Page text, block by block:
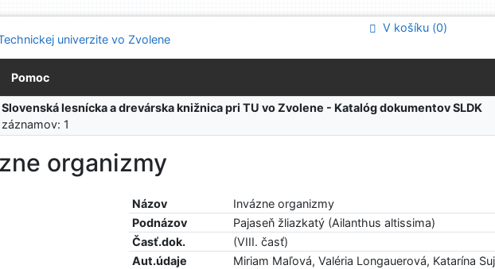
V košíku (0)
Pomoc
Slovenská lesnícka a drevárska knižnica pri TU vo Zvolene - Katalóg dokumentov SLDK
1
organizmy
Názov
Invázne organizmy
Podnázov
Pajaseň žliazkatý (Ailanthus altissima)
Časť.dok.
(VIII. časť)
Aut.údaje
Miriam Maľová, Valéria Longauerová, Katarína